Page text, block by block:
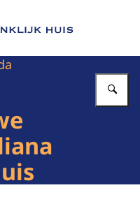
Het Koninklijk Huis